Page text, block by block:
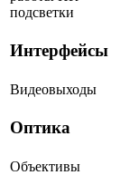
подсветки
Интерфейсы
Видеовыходы
Оптика
Объективы